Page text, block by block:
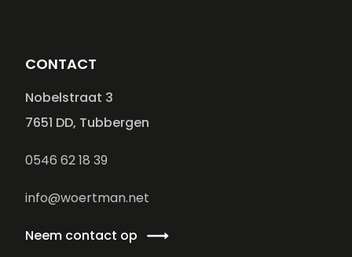
CONTACT
Nobelstraat 3
7651 DD, Tubbergen
0546 62 18 39
info@woertman.net
Neem contact op